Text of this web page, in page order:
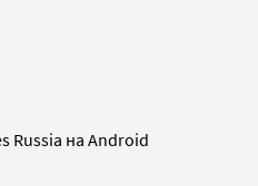
Russia на Android